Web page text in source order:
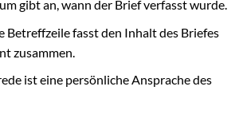
gibt an, wann der Brief verfasst wurde.
Betreffzeile fasst den Inhalt des Briefes
zusammen.
ist eine persönliche Ansprache des